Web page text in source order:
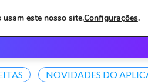
NOVIDADES DO
este nosso site.Configurações.